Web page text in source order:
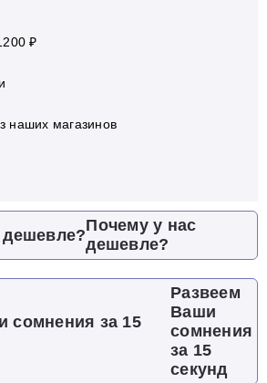
₽
наших магазинов
Почему у нас
дешевле?
Развеем
Ваши
сомнения
за 15
секунд